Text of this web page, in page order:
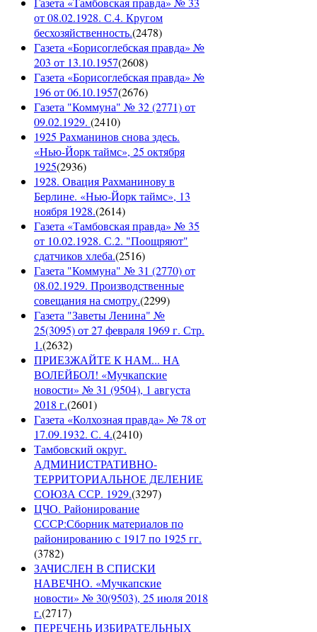
от 08.02.1928. С.4. Кругом
бесхозяйственность.(2478)
Газета «Борисоглебская правда» №
203 от 13.10.1957(2608)
Газета «Борисоглебская правда» №
196 от 06.10.1957(2676)
Газета "Коммуна" № 32 (2771) от
09.02.1929. (2410)
1925 Рахманинов снова здесь.
«Нью-Йорк таймс», 25 октября
1925(2936)
1928. Овация Рахманинову в
Берлине. «Нью-Йорк таймс», 13
ноября 1928.(2614)
Газета «Тамбовская правда» № 35
от 10.02.1928. С.2. "Поощряют"
сдатчиков хлеба.(2516)
Газета "Коммуна" № 31 (2770) от
08.02.1929. Производственные
совещания на смотру.(2299)
Газета "Заветы Ленина" №
25(3095) от 27 февраля 1969 г. Стр.
1.(2632)
ПРИЕЗЖАЙТЕ К НАМ... НА
ВОЛЕЙБОЛ! «Мучкапские
новости» № 31 (9504), 1 августа
2018 г.(2601)
Газета «Колхозная правда» № 78 от
17.09.1932. С. 4.(2410)
Тамбовский округ.
АДМИНИСТРАТИВНО-
ТЕРРИТОРИАЛЬНОЕ ДЕЛЕНИЕ
СОЮЗА ССР. 1929.(3297)
ЦЧО. Районирование
СССР:Сборник материалов по
районированию с 1917 по 1925 гг.
(3782)
ЗАЧИСЛЕН В СПИСКИ
НАВЕЧНО. «Мучкапские
новости» № 30(9503), 25 июля 2018
г.(2717)
ПЕРЕЧЕНЬ ИЗБИРАТЕЛЬНЫХ